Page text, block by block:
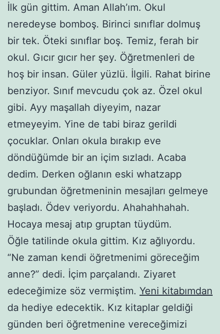
İlk gün gittim. Aman Allah’ım. Okul
neredeyse bomboş. Birinci sınıflar dolmuş
bir tek. Öteki sınıflar boş. Temiz, ferah bir
okul. Gıcır gıcır her şey. Öğretmenleri de
hoş bir insan. Güler yüzlü. İlgili. Rahat birine
benziyor. Sınıf mevcudu çok az. Özel okul
gibi. Ayy maşallah diyeyim, nazar
etmeyeyim. Yine de tabi biraz gerildi
çocuklar. Onları okula bırakıp eve
döndüğümde bir an içim sızladı. Acaba
dedim. Derken oğlanın eski whatzapp
grubundan öğretmeninin mesajları gelmeye
başladı. Ödev veriyordu. Ahahahhahah.
Hocaya mesaj atıp gruptan tüydüm.
Öğle tatilinde okula gittim. Kız ağlıyordu.
“Ne zaman kendi öğretmenimi göreceğim
anne?” dedi. İçim parçalandı. Ziyaret
edeceğimize söz vermiştim. Yeni kitabımdan
da hediye edecektik. Kız kitaplar geldiği
günden beri öğretmenine vereceğimizi